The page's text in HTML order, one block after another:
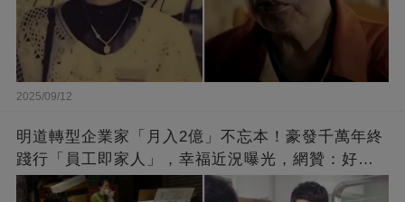
2025/09/12
明道轉型企業家「月入2億」不忘本！豪發千萬年終
踐行「員工即家人」，幸福近況曝光，網贊：好老
闆的福報